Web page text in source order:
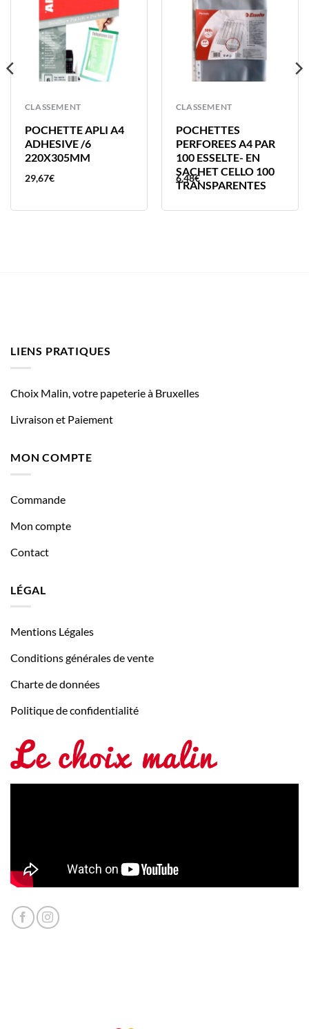
CLASSEMENT
POCHETTE APLI A4
ADHESIVE /6
220X305MM
29,67€
CLASSEMENT
POCHETTES
PERFOREES A4 PAR
100 ESSELTE- EN
SACHET CELLO 100
TRANSPARENTES
6,48€
LIENS PRATIQUES
Choix Malin, votre papeterie à Bruxelles
Livraison et Paiement
MON COMPTE
Commande
Mon compte
Contact
LÉGAL
Mentions Légales
Conditions générales de vente
Charte de données
Politique de confidentialité